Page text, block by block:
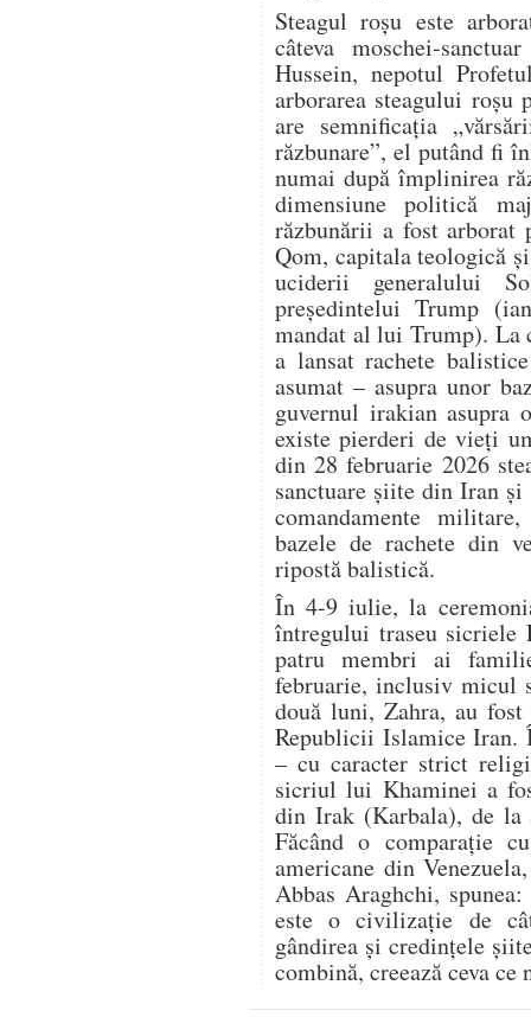
Steagul roșu este
câteva moschei-
Hussein, nepotul
arborarea steagului roșu
are semnificația
răzbunare”, el putând fi
numai după împlinirea
dimensiune politică
răzbunării a fost arborat
Qom, capitala teologică
uciderii generalului
președintelui Trump
mandat al lui Trump). La
a lansat rachete
asumat – asupra unor
guvernul irakian asupra
existe pierderi de vieți
din 28 februarie 2026
sanctuare șiite din Iran
comandamente
bazele de rachete din
ripostă balistică.
În 4-9 iulie, la
întregului traseu
patru membri ai
februarie, inclusiv micul
două luni, Zahra, au
Republicii Islamice Iran.
– cu caracter strict
sicriul lui Khaminei a
din Irak (Karbala), de
Făcând o comparație
americane din
Abbas Araghchi,
este o civilizație de
gândirea și credințele
combină, creează ceva